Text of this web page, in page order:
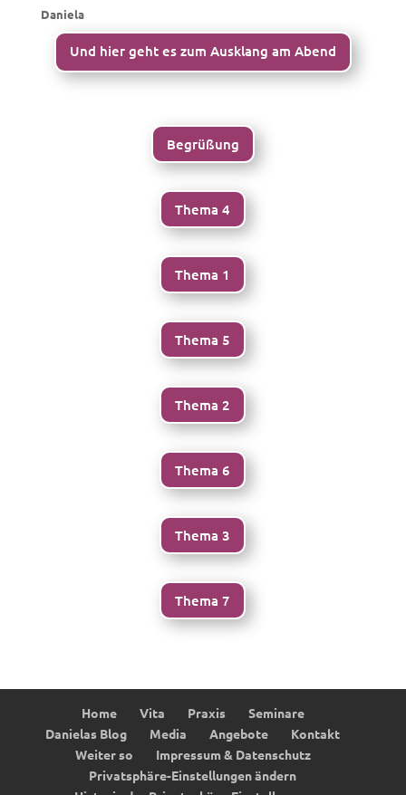
Daniela
Und hier geht es zum Ausklang am Abend
Begrüßung
Thema 4
Thema 1
Thema 5
Thema 2
Thema 6
Thema 3
Thema 7
Home Vita Praxis
Seminare
Danielas Blog
Media Angebote
Kontakt
Weiter so
Impressum & Datenschutz
Privatsphäre-Einstellungen ändern